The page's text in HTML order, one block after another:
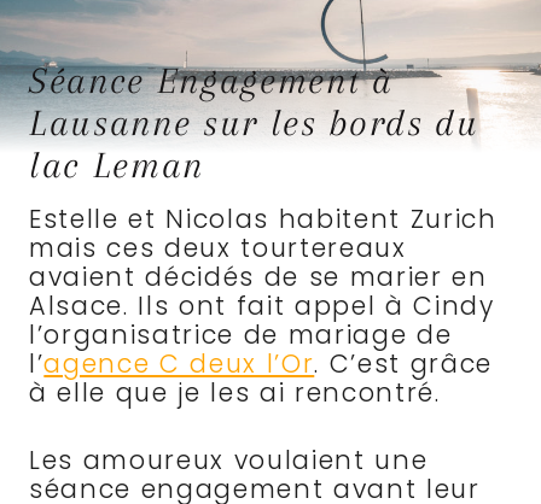
Séance Engagement à
Lausanne sur les bords du
lac Leman
Estelle et Nicolas habitent Zurich
mais ces deux tourtereaux
avaient décidés de se marier en
Alsace. Ils ont fait appel à Cindy
l’organisatrice de mariage de
l’agence C deux l’Or. C’est grâce
à elle que je les ai rencontré.
Les amoureux voulaient une
séance engagement avant leur